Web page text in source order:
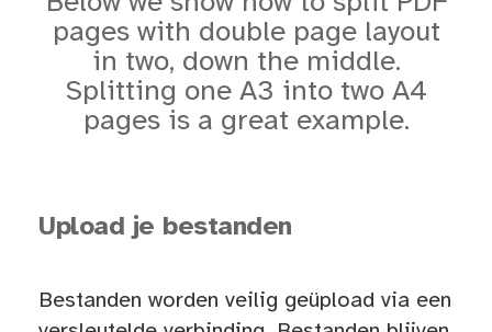
pages with double page layout
in two, down the middle.
Splitting one A3 into two A4
pages is a great example.
Upload je bestanden
Bestanden worden veilig geüpload via een